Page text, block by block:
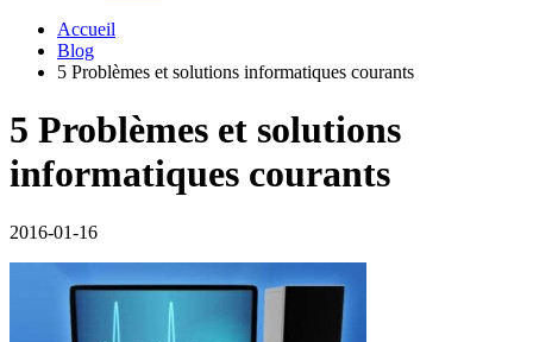
Accueil
Blog
5 Problèmes et solutions informatiques courants
5 Problèmes et solutions
informatiques courants
2016-01-16